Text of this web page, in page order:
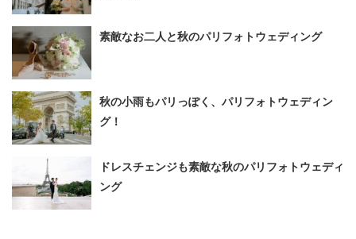
素敵なお二人と秋のパリフォトウェディング
秋の小雨もパリっぽく、パリフォトウェディン
グ！
ドレスチェンジも素敵な秋のパリフォトウェディ
ング